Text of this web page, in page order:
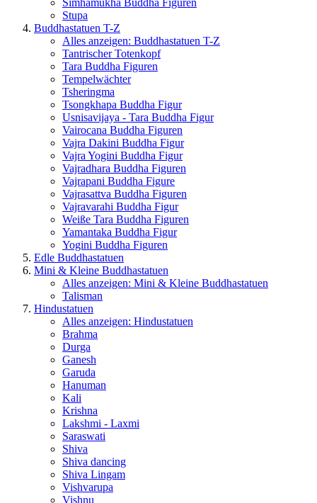
Simhamukha Buddha Figuren
Stupa
Buddhastatuen T-Z
Alles anzeigen: Buddhastatuen T-Z
Tantrischer Totenkopf
Tara Buddha Figuren
Tempelwächter
Tsheringma
Tsongkhapa Buddha Figur
Usnisavijaya - Tara Buddha Figur
Vairocana Buddha Figuren
Vajra Dakini Buddha Figur
Vajra Yogini Buddha Figur
Vajradhara Buddha Figuren
Vajrapani Buddha Figure
Vajrasattva Buddha Figuren
Vajravarahi Buddha Figur
Weiße Tara Buddha Figuren
Yamantaka Buddha Figur
Yogini Buddha Figuren
Edle Buddhastatuen
Mini & Kleine Buddhastatuen
Alles anzeigen: Mini & Kleine Buddhastatuen
Talisman
Hindustatuen
Alles anzeigen: Hindustatuen
Brahma
Durga
Ganesh
Garuda
Hanuman
Kali
Krishna
Lakshmi - Laxmi
Saraswati
Shiva
Shiva dancing
Shiva Lingam
Vishvarupa
Vishnu